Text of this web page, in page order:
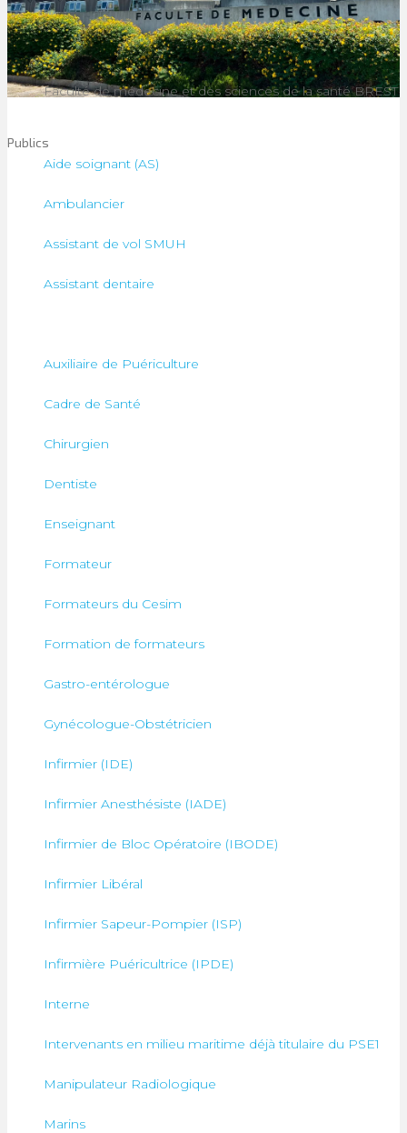
Faculté de médecine et des sciences de la santé BREST
Publics
Aide soignant (AS)
Ambulancier
Assistant de vol SMUH
Assistant dentaire
Auxiliaire de Puériculture
Cadre de Santé
Chirurgien
Dentiste
Enseignant
Formateur
Formateurs du Cesim
Formation de formateurs
Gastro-entérologue
Gynécologue-Obstétricien
Infirmier (IDE)
Infirmier Anesthésiste (IADE)
Infirmier de Bloc Opératoire (IBODE)
Infirmier Libéral
Infirmier Sapeur-Pompier (ISP)
Infirmière Puéricultrice (IPDE)
Interne
Intervenants en milieu maritime déjà titulaire du PSE1
Manipulateur Radiologique
Marins